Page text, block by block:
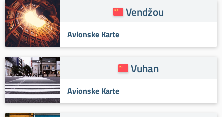
Vendžou
Avionske Karte
Vuhan
Avionske Karte